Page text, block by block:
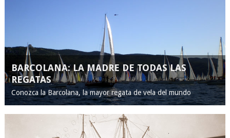
BARCOLANA: LA MADRE DE TODAS LAS
REGATAS
Conozca la Barcolana, la mayor regata de vela del mundo